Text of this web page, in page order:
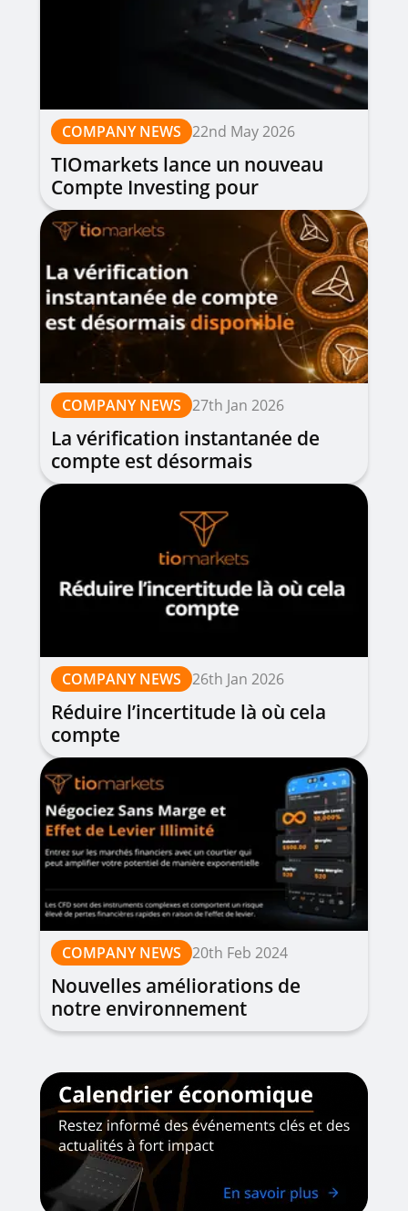
COMPANY NEWS 22nd May 2026
TIOmarkets lance un nouveau
Compte Investing pour
l'investissement à long terme
COMPANY NEWS 27th Jan 2026
La vérification instantanée de
compte est désormais
disponible
COMPANY NEWS 26th Jan 2026
Réduire l’incertitude là où cela
compte
COMPANY NEWS 20th Feb 2024
Nouvelles améliorations de
notre environnement
commercial